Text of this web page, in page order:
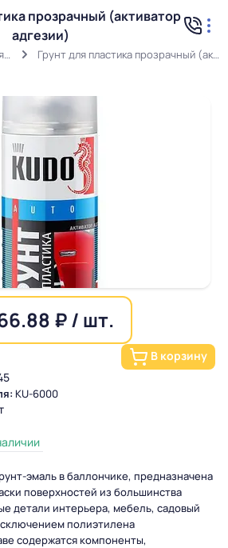
прозрачный (активатор
адгезии)
Грунт-эмаль для пластика Грунт для пластика прозрачный (активатор адгезии)
₽ / шт.
В корзину
KU-6000
эмаль в баллончике, предназначена
поверхностей из большинства
детали интерьера, мебель, садовый
полиэтилена
содержатся компоненты,